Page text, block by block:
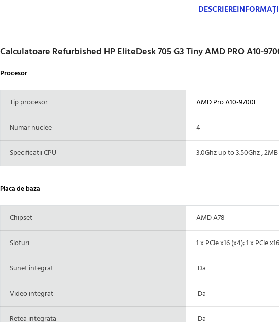
DESCRIERE
Calculatoare Refurbished HP EliteDesk 705 G3 Tiny AMD PRO A10-
Procesor
Tip procesor AMD Pro A10-9700E
Numar nuclee 4
Specificatii CPU 3.0Ghz up to 3.50Ghz , 2MB
Placa de baza
Chipset AMD A78
Sloturi 1 x PCIe x16 (x4); 1 x PCIe
Sunet integrat Da
Video integrat Da
Retea integrata Da